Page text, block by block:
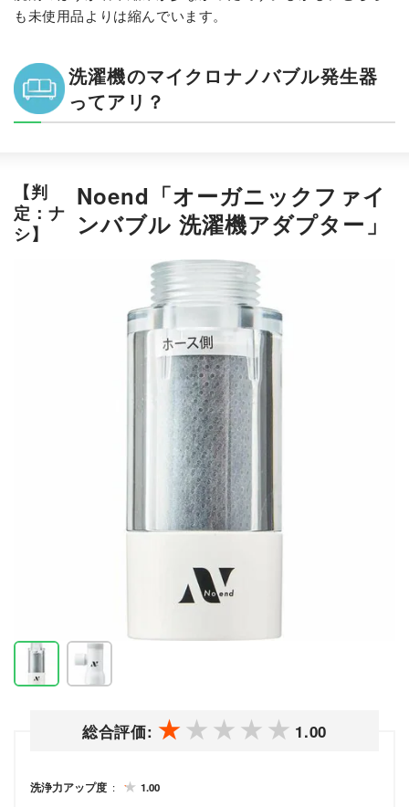
も未使用品よりは縮んでいます。
洗濯機のマイクロナノバブル発生器
ってアリ？
【判
定：ナ
シ】
Noend「オーガニックファイ
ンバブル 洗濯機アダプター」
総合評価: 1.00
洗浄力アップ度 1.00